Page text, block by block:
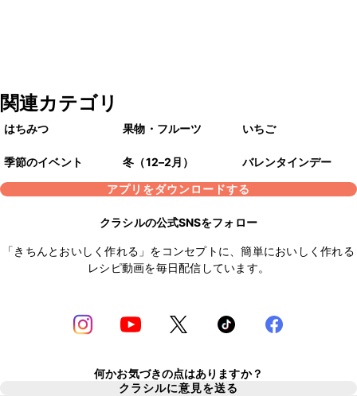
関連カテゴリ
はちみつ 果物・フルーツ いちご
季節のイベント 冬（12–2月）
バレンタインデー
アプリをダウンロードする
クラシルの公式SNSをフォロー
「きちんとおいしく作れる」をコンセプトに、簡単においしく作れる
レシピ動画を毎日配信しています。
何かお気づきの点はありますか？
クラシルに意見を送る